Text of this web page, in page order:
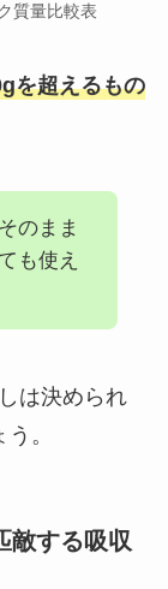
質量比較表
を超えるもの
のまま
も使え
は決められ
。
敵する吸収